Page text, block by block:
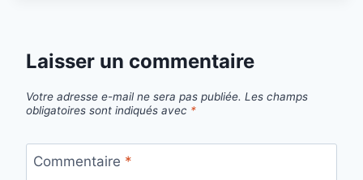
Laisser un commentaire
Votre adresse e-mail ne sera pas publiée. Les champs
obligatoires sont indiqués avec *
Commentaire *